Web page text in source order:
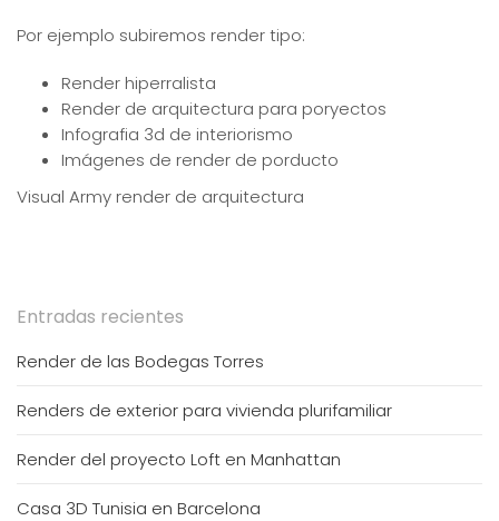
Por ejemplo subiremos render tipo:
Render hiperralista
Render de arquitectura para poryectos
Infografia 3d de interiorismo
Imágenes de render de porducto
Visual Army render de arquitectura
Entradas recientes
Render de las Bodegas Torres
Renders de exterior para vivienda plurifamiliar
Render del proyecto Loft en Manhattan
Casa 3D Tunisia en Barcelona